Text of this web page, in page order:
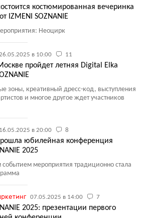
костюмированная вечеринка
IZMENI SOZNANIE
Неоцирк
в 10:00 11
пройдет летняя Digital Elka
зоны, креативный дресс-код, выступления
и многое другое ждет участников
16.05.2025 в 20:00 8
юбилейная конференция
2025
мероприятия традиционно стала
07.05.2025 в 14:00 7
2025: презентации первого